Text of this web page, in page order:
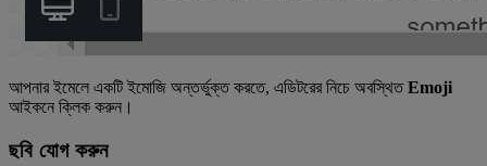
আপনার ইমেলে একটি ইমোজি অন্তর্ভুক্ত করতে, এডিটরের নিচে অবস্থিতEmoji
আইকনে ক্লিক করুন।
ছবি যোগ করুন